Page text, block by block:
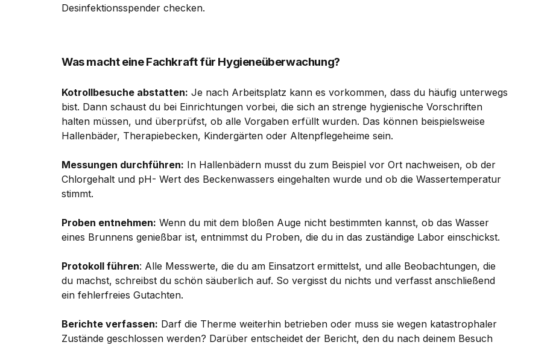
Desinfektionsspender checken.
Was macht eine Fachkraft für Hygieneüberwachung?
Kotrollbesuche abstatten: Je nach Arbeitsplatz kann es vorkommen, dass du häufig unterwegs
bist. Dann schaust du bei Einrichtungen vorbei, die sich an strenge hygienische Vorschriften
halten müssen, und überprüfst, ob alle Vorgaben erfüllt wurden. Das können beispielsweise
Hallenbäder, Therapiebecken, Kindergärten oder Altenpflegeheime sein.
Messungen durchführen: In Hallenbädern musst du zum Beispiel vor Ort nachweisen, ob der
Chlorgehalt und pH- Wert des Beckenwassers eingehalten wurde und ob die Wassertemperatur
stimmt.
Proben entnehmen: Wenn du mit dem bloßen Auge nicht bestimmten kannst, ob das Wasser
eines Brunnens genießbar ist, entnimmst du Proben, die du in das zuständige Labor einschickst.
Protokoll führen: Alle Messwerte, die du am Einsatzort ermittelst, und alle Beobachtungen, die
du machst, schreibst du schön säuberlich auf. So vergisst du nichts und verfasst anschließend
ein fehlerfreies Gutachten.
Berichte verfassen: Darf die Therme weiterhin betrieben oder muss sie wegen katastrophaler
Zustände geschlossen werden? Darüber entscheidet der Bericht, den du nach deinem Besuch